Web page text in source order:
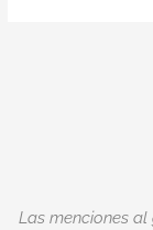
Las menciones